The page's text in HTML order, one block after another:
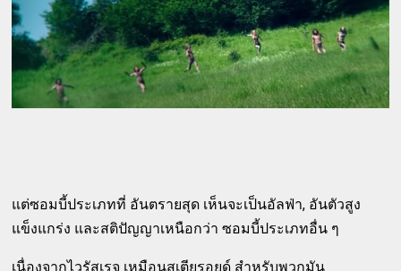
แต่ซอมบี้ประเภทที่ อันตรายสุด เห็นจะเป็นอัลฟ่า, อันตัวสูง
แข็งแกร่ง และสติปัญญาเหนือกว่า ซอมบี้ประเภทอื่น ๆ
เนื่องจากไวรัสเรจ เหมือนสเตียรอยด์ สำหรับพวกมัน